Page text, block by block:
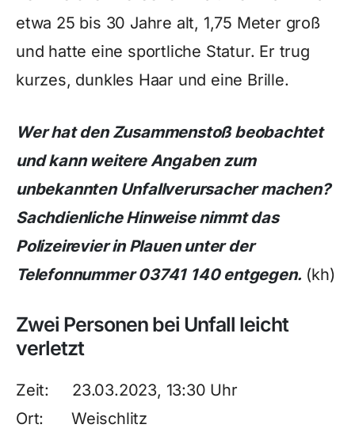
etwa 25 bis 30 Jahre alt, 1,75 Meter groß
und hatte eine sportliche Statur. Er trug
kurzes, dunkles Haar und eine Brille.
Wer hat den Zusammenstoß beobachtet
und kann weitere Angaben zum
unbekannten Unfallverursacher machen?
Sachdienliche Hinweise nimmt das
Polizeirevier in Plauen unter der
Telefonnummer 03741 140 entgegen. (kh)
Zwei Personen bei Unfall leicht
verletzt
Zeit: 23.03.2023, 13:30 Uhr
Ort: Weischlitz